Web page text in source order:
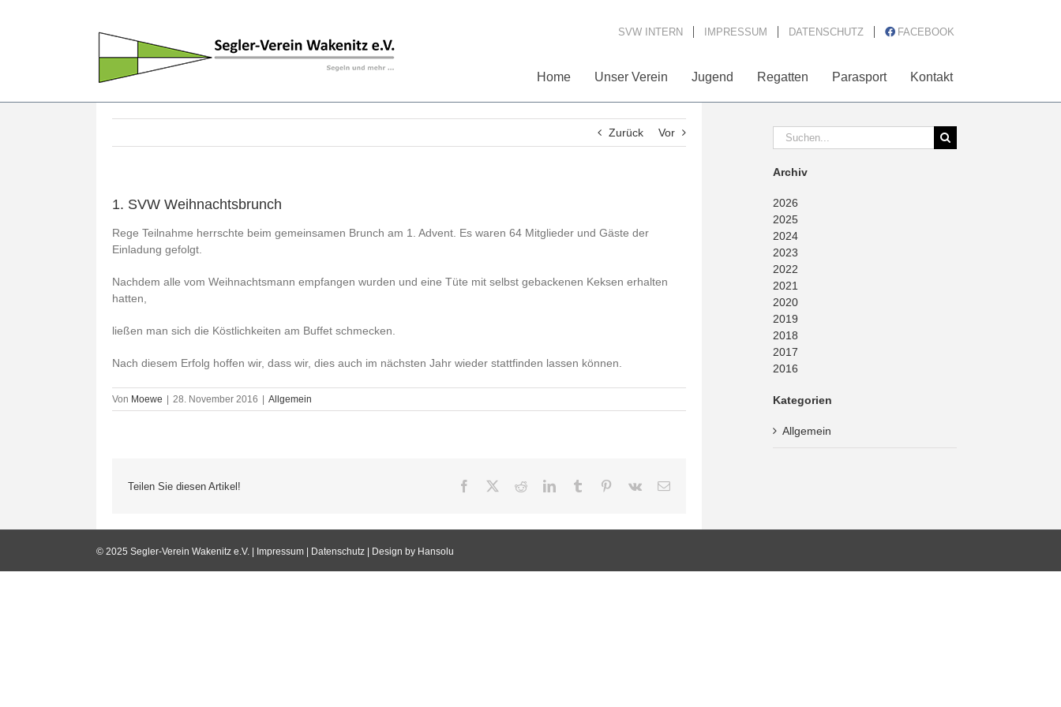
SVW INTERN IMPRESSUM DATENSCHUTZ FACEBOOK
Home Unser Verein Jugend Regatten Parasport Kontakt
Zurück Vor
1. SVW Weihnachtsbrunch
Rege Teilnahme herrschte beim gemeinsamen Brunch am 1. Advent. Es waren 64 Mitglieder und Gäste der
Einladung gefolgt.
Nachdem alle vom Weihnachtsmann empfangen wurden und eine Tüte mit selbst gebackenen Keksen erhalten
hatten,
ließen man sich die Köstlichkeiten am Buffet schmecken.
Nach diesem Erfolg hoffen wir, dass wir, dies auch im nächsten Jahr wieder stattfinden lassen können.
Von Moewe 28. November 2016 Allgemein
Teilen Sie diesen Artikel! Facebook RedditLinkedInTumblr Pinterest
Vk
E-
Suche
nach:
Archiv
2026
2025
2024
2023
2022
2021
2020
2019
2018
2017
2016
Kategorien
Allgemein
© 2025 Segler-Verein Wakenitz e.V. | Impressum Datenschutz | Design by Hansolu